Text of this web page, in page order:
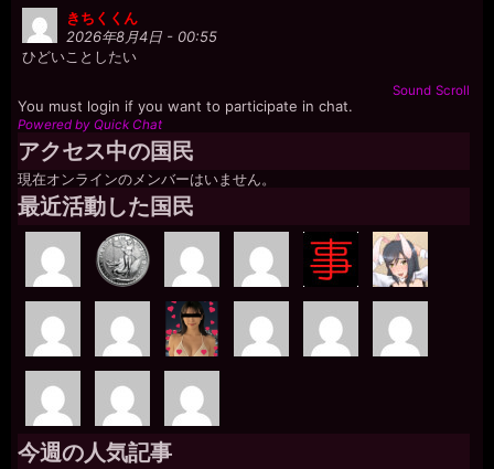
きちくくん
2026年8月4日 - 00:55
ひどいことしたい
Scroll
Sound
You must login if you want to participate in chat.
Powered by Quick Chat
アクセス中の国民
現在オンラインのメンバーはいません。
最近活動した国民
今週の人気記事